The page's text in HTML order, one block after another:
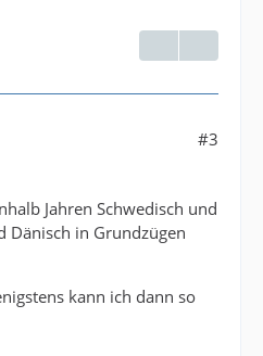
#3
Jahren Schwedisch und
Dänisch in Grundzügen
kann ich dann so